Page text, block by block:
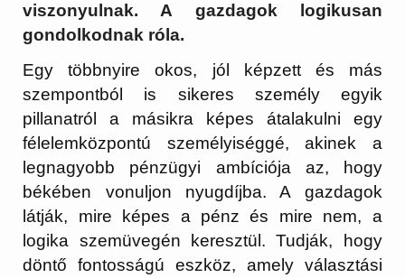
viszonyulnak. A gazdagok logikusan
gondolkodnak róla.
Egy többnyire okos, jól képzett és más
szempontból is sikeres személy egyik
pillanatról a másikra képes átalakulni egy
félelemközpontú személyiséggé, akinek a
legnagyobb pénzügyi ambíciója az, hogy
békében vonuljon nyugdíjba. A gazdagok
látják, mire képes a pénz és mire nem, a
logika szemüvegén keresztül. Tudják, hogy
döntő fontosságú eszköz, amely választási